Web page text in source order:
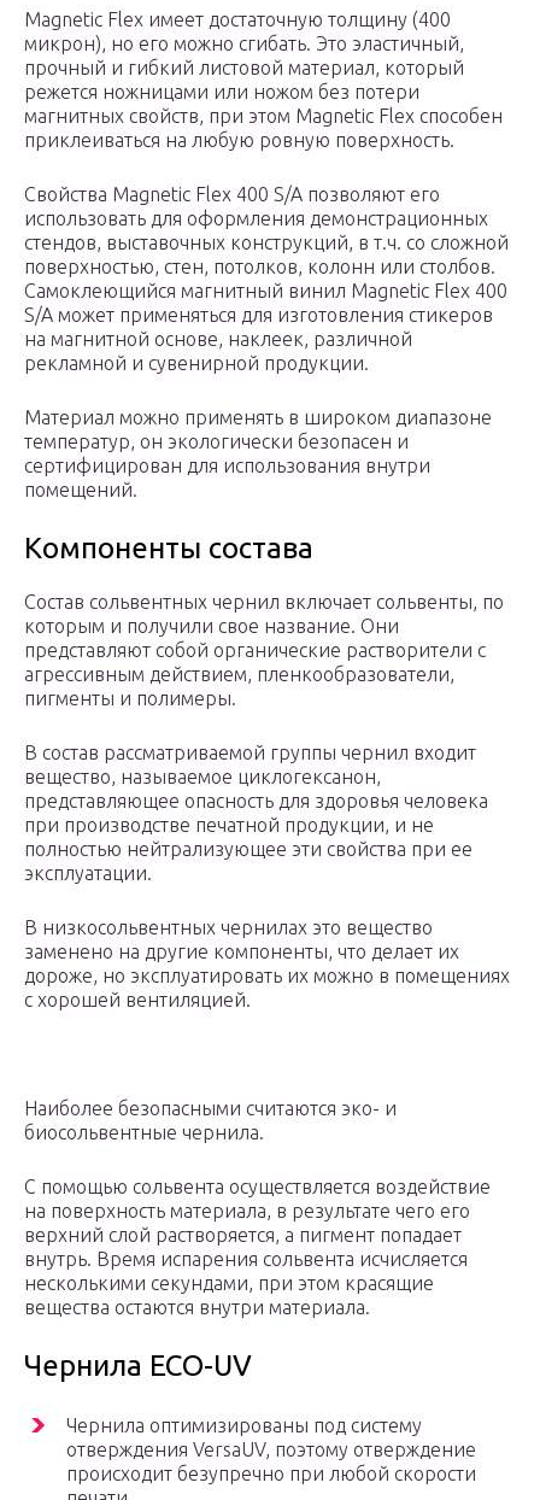
Magnetic Flex имеет достаточную толщину (400
микрон), но его можно сгибать. Это эластичный,
прочный и гибкий листовой материал, который
режется ножницами или ножом без потери
магнитных свойств, при этом Magnetic Flex способен
приклеиваться на любую ровную поверхность.
Свойства Magnetic Flex 400 S/A позволяют его
использовать для оформления демонстрационных
стендов, выставочных конструкций, в т.ч. со сложной
поверхностью, стен, потолков, колонн или столбов.
Самоклеющийся магнитный винил Magnetic Flex 400
S/A может применяться для изготовления стикеров
на магнитной основе, наклеек, различной
рекламной и сувенирной продукции.
Материал можно применять в широком диапазоне
температур, он экологически безопасен и
сертифицирован для использования внутри
помещений.
Компоненты состава
Состав сольвентных чернил включает сольвенты, по
которым и получили свое название. Они
представляют собой органические растворители с
агрессивным действием, пленкообразователи,
пигменты и полимеры.
В состав рассматриваемой группы чернил входит
вещество, называемое циклогексанон,
представляющее опасность для здоровья человека
при производстве печатной продукции, и не
полностью нейтрализующее эти свойства при ее
эксплуатации.
В низкосольвентных чернилах это вещество
заменено на другие компоненты, что делает их
дороже, но эксплуатировать их можно в помещениях
с хорошей вентиляцией.
Наиболее безопасными считаются эко- и
биосольвентные чернила.
С помощью сольвента осуществляется воздействие
на поверхность материала, в результате чего его
верхний слой растворяется, а пигмент попадает
внутрь. Время испарения сольвента исчисляется
несколькими секундами, при этом красящие
вещества остаются внутри материала.
Чернила ECO-UV
Чернила оптимизированы под систему
отверждения VersaUV, поэтому отверждение
происходит безупречно при любой скорости